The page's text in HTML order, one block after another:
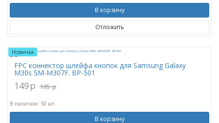
В корзину
Отложить
Новинка
FPC коннектор шлейфа кнопок для Samsung Galaxy
M30s SM-M307F. BP-501
149p 195 p
В наличии: 50 шт.
В корзину